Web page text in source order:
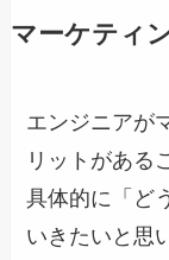
マーケティ
エンジニアが
リットがある
具体的に「ど
いきたいと思